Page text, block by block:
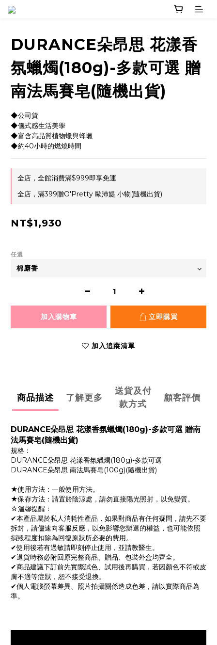
DURANCE朵昂思 花漾香
氛蠟燭(180g)-多款可選 贈
南法馬賽皂(隨機出貨)
◆公司貨
◆儀式感生活美學
◆富含高品質植物蠟與蜂蠟
◆約40小時的燃燒時間
全店，全館消費滿$999即享免運
全店，滿399贈O'Pretty 歐沛媞 小物(隨機出貨)
NT$1,930
任選
加入購物車 立即購買
加入追蹤清單
商品描述 了解更多
送貨及付
款方式
顧客評價
DURANCE朵昂思 花漾香氛蠟燭(180g)-多款可選 贈南
法馬賽皂(隨機出貨)
規格：
DURANCE朵昂思 花漾香氛蠟燭(180g)-多款可選
DURANCE朵昂思 南法馬賽皂(100g)(隨機出貨)
★使用方法：一般使用方法。
★保存方法：請置於陰涼處，請勿直接陽光照射，以免變質。
☆溫馨提醒：
✔本產品屬於私人消耗性產品，如果對商品有任何疑問，請先不要
拆封，請儘速向客服反應，以免影響您辦退的權益，也可能依照
損毀程度扣除為回復原狀所必要的費用。
✔使用後若有過敏請即刻停止使用，並請教醫生。
✔退貨時務必附回原完整商品、贈品、包裝外盒均齊全。
✔商品建議下訂前先實際試色、試用後再購買，若因顏色不符或皮
膚不適等症狀，恕不接受退換。
✔個人電腦螢幕差異、照片拍攝關係造成色差，請以實際商品為
準。